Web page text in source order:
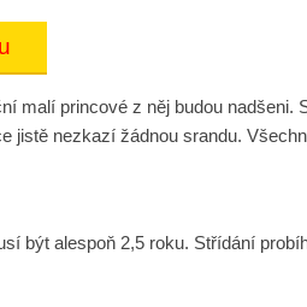
malí princové z něj budou nadšeni.
jistě nezkazí žádnou srandu.
být alespoň 2,5 roku. Střídání